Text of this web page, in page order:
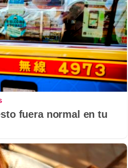
fuera normal en tu